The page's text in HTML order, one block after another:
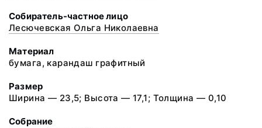
Собиратель-частное лицо
Лесючевская Ольга Николаевна
Материал
бумага, карандаш графитный
Размер
Ширина — 23,5; Высота — 17,1; Толщина — 0,10
Собрание